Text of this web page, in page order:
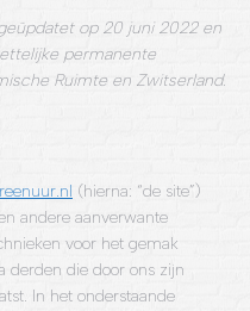
op 20 juni 2022 en
permanente
Ruimte en Zwitserland.
(hierna: “de site”)
andere aanverwante
voor het gemak
derden die door ons zijn
In het onderstaande